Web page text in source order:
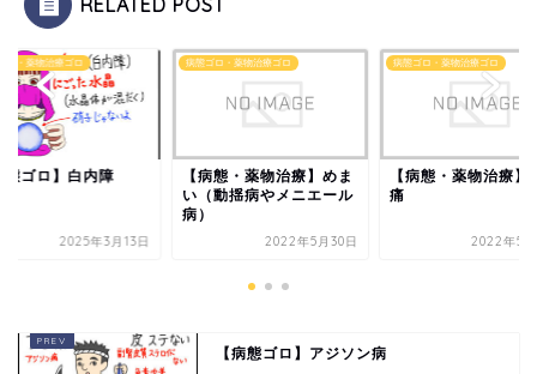
RELATED POST
ロ・薬物治療ゴロ
態ゴロ】白内障
2025年3月13日
病態ゴロ・薬物治療ゴロ
【病態・薬物治療】めま
い（動揺病やメニエール
病）
2022年5月30日
病態ゴロ・薬物治療ゴロ
【病態・薬物治療】
痛
2022年5
【病態ゴロ】アジソン病